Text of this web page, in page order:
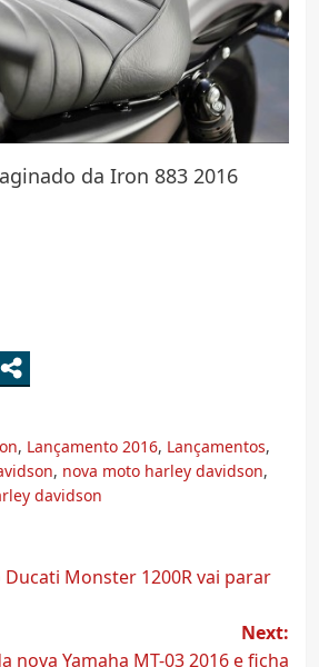
da Iron 883 2016
, Lançamento 2016, Lançamentos,
, nova moto harley davidson,
davidson
Monster 1200R vai parar
Next:
nova Yamaha MT-03 2016 e ficha